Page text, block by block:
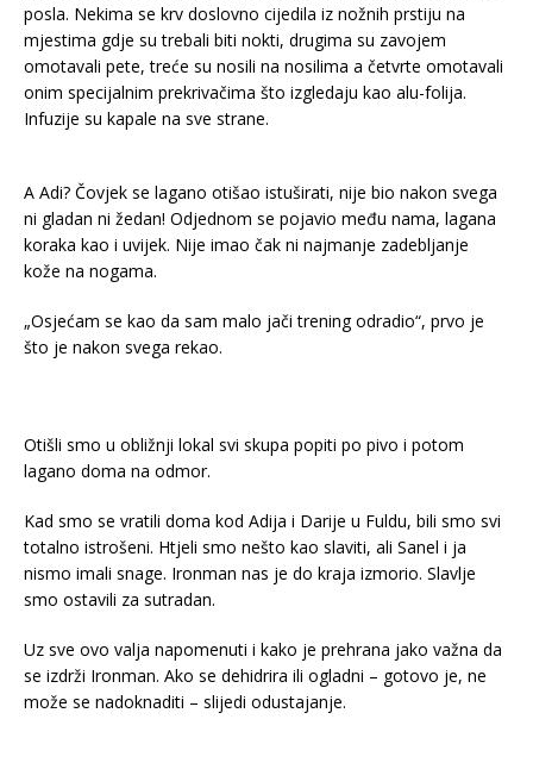
posla. Nekima se krv doslovno cijedila iz nožnih prstiju na
mjestima gdje su trebali biti nokti, drugima su zavojem
omotavali pete, treće su nosili na nosilima a četvrte omotavali
onim specijalnim prekrivačima što izgledaju kao alu-folija.
Infuzije su kapale na sve strane.
A Adi? Čovjek se lagano otišao istuširati, nije bio nakon svega
ni gladan ni žedan! Odjednom se pojavio među nama, lagana
koraka kao i uvijek. Nije imao čak ni najmanje zadebljanje
kože na nogama.
„Osjećam se kao da sam malo jači trening odradio“, prvo je
što je nakon svega rekao.
Otišli smo u obližnji lokal svi skupa popiti po pivo i potom
lagano doma na odmor.
Kad smo se vratili doma kod Adija i Darije u Fuldu, bili smo svi
totalno istrošeni. Htjeli smo nešto kao slaviti, ali Sanel i ja
nismo imali snage. Ironman nas je do kraja izmorio. Slavlje
smo ostavili za sutradan.
Uz sve ovo valja napomenuti i kako je prehrana jako važna da
se izdrži Ironman. Ako se dehidrira ili ogladni – gotovo je, ne
može se nadoknaditi – slijedi odustajanje.